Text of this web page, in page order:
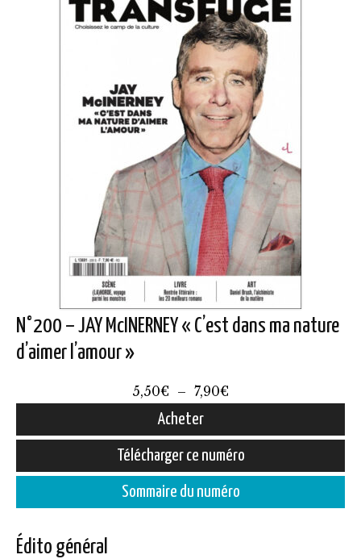
N°200 – JAY McINERNEY « C’est dans ma nature
d’aimer l’amour »
5,50€ – 7,90€
prix :
5,50€
à
7,90€
Acheter
produit
variations.
Télécharger ce numéro
Sommaire du numéro
Édito général